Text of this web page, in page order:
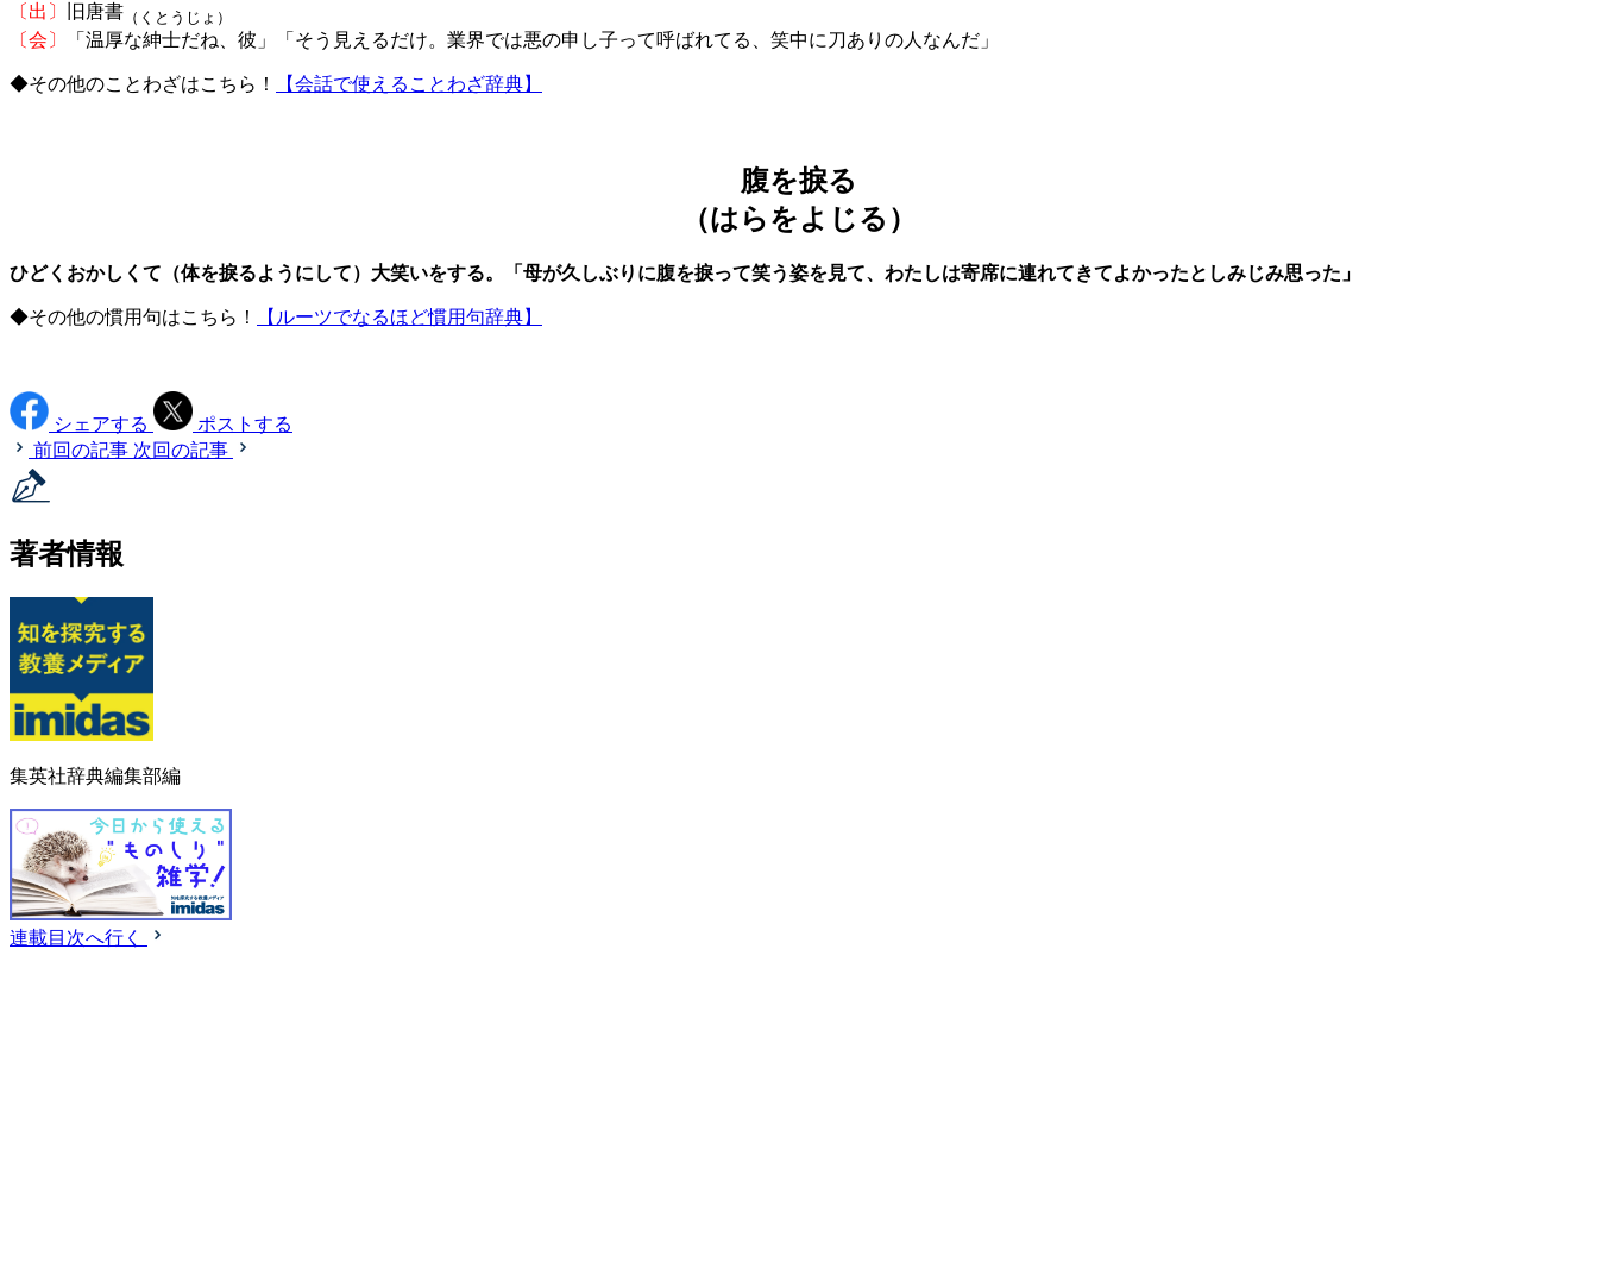
〔出〕
旧唐書 （くとうじょ）
〔会〕 「温厚な紳士だね、彼」「そう見えるだけ。業界では悪の申し子って呼ばれてる、笑中に刀ありの人なんだ」
◆その他のことわざはこちら！ 【会話で使えることわざ辞典】
腹を捩る
（はらをよじる）
ひどくおかしくて（体を捩るようにして）大笑いをする。「母が久しぶりに腹を捩って笑う姿を見て、わたしは寄席に連れてきてよかったとしみじみ思った」
◆その他の慣用句はこちら！ 【ルーツでなるほど慣用句辞典】
シェアする
ポストする
前回の記事 次回の記事
著者情報
集英社辞典編集部編
連載目次へ行く